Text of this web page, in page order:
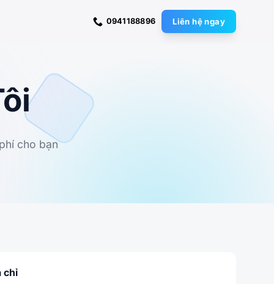
0941188896 Liên hệ ngay
cho bạn
chỉ